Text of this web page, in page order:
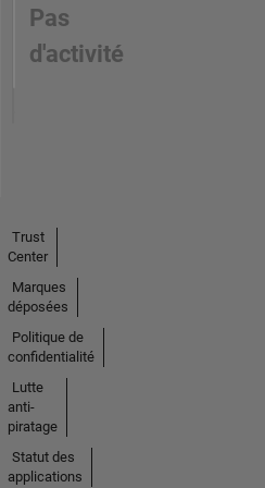
Pas
d'activité
Trust
Center
Marques
déposées
Politique de
confidentialité
Lutte
anti-
piratage
Statut des
applications